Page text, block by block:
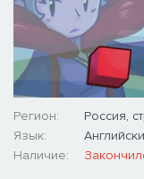
Регион:
Россия,
Язык:
Наличие: